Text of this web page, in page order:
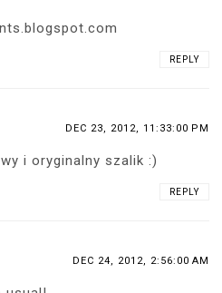
REPLY
DEC 23, 2012, 11:33:00 PM
i oryginalny szalik :)
REPLY
DEC 24, 2012, 2:56:00 AM